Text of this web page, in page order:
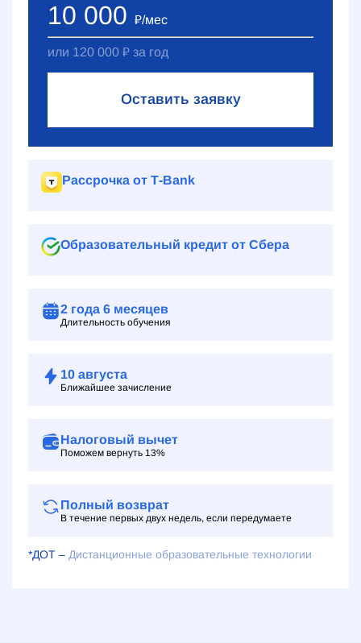
10 000 ₽/мес
или 120 000 ₽ за год
Оставить заявку
Рассрочка от Т‑Bank
Образовательный кредит от Сбера
2 года 6 месяцев
Длительность обучения
10 августа
Ближайшее зачисление
Налоговый вычет
Поможем вернуть 13%
Полный возврат
В течение первых двух недель, если передумаете
*ДОТ – Дистанционные образовательные технологии